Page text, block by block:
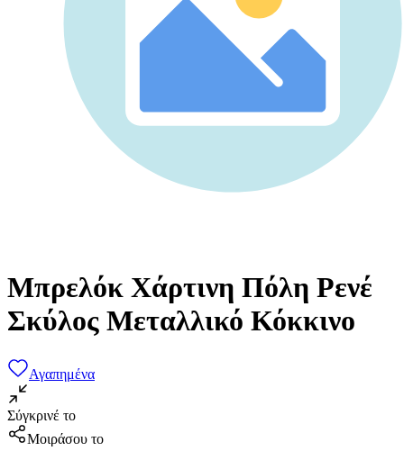
Μπρελόκ Χάρτινη Πόλη Ρενέ
Σκύλος Μεταλλικό Κόκκινο
Αγαπημένα
Σύγκρινέ το
Μοιράσου το